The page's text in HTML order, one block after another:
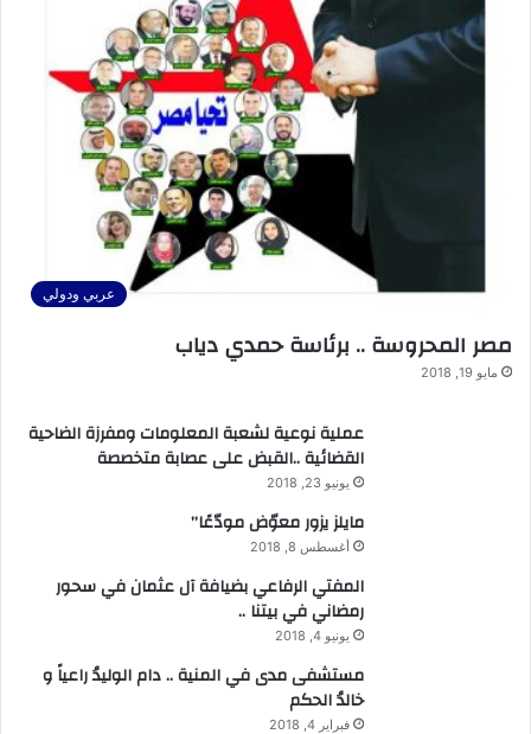
عربي ودولي
مصر المحروسة .. برئاسة حمدي دياب
مايو 19, 2018
عملية نوعية لشعبة المعلومات ومفرزة الضاحية
القضائية ..القبض على عصابة متخصصة
يونيو 23, 2018
مايلز يزور معوّض مودّعًا”
أغسطس 8, 2018
المفتي الرفاعي بضيافة آل عثمان في سحور
رمضاني في بيتنا ..
يونيو 4, 2018
مستشفى مدى في المنية .. دام الوليدُ راعياً و
خالدُ الحكم
فبراير 4, 2018